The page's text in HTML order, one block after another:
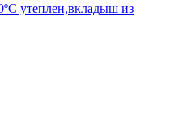
утеплен,вкладыш из